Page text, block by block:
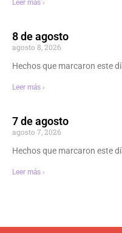
Leer más ›
8 de agosto
agosto 8, 2026
Hechos que marcaron este
Leer más ›
7 de agosto
agosto 7, 2026
Hechos que marcaron este
Leer más ›